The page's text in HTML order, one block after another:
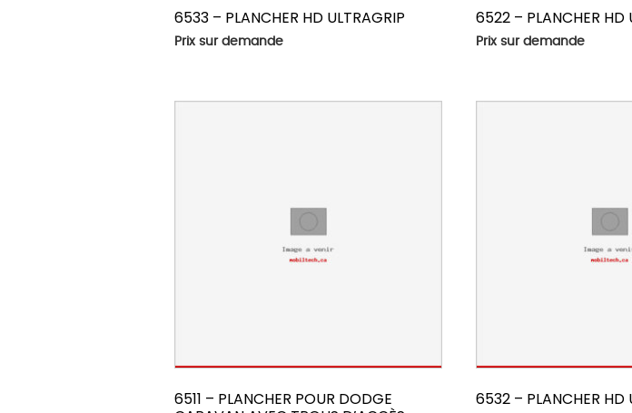
6533 – PLANCHER HD ULTRAGRIP
Prix sur demande
6522 – PLANCHER HD
Prix sur demande
6511 – PLANCHER POUR DODGE
6532 – PLANCHER HD